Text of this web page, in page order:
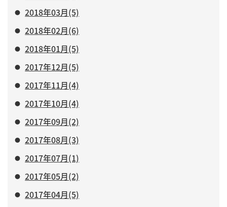
2018年03月(5)
2018年02月(6)
2018年01月(5)
2017年12月(5)
2017年11月(4)
2017年10月(4)
2017年09月(2)
2017年08月(3)
2017年07月(1)
2017年05月(2)
2017年04月(5)